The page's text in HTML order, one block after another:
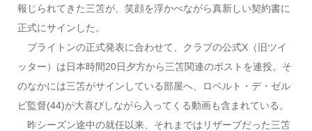
報じられてきた三笘が、笑顔を浮かべながら真新しい契約書に
正式にサインした。
ブライトンの正式発表に合わせて、クラブの公式X（旧ツイ
ッター）は日本時間20日夕方から三笘関連のポストを連投。そ
のなかには三笘がサインしている部屋へ、ロベルト・デ・ゼル
ビ監督(44)が大喜びしながら入ってくる動画も含まれている。
昨シーズン途中の就任以来、それまではリザーブだった三笘